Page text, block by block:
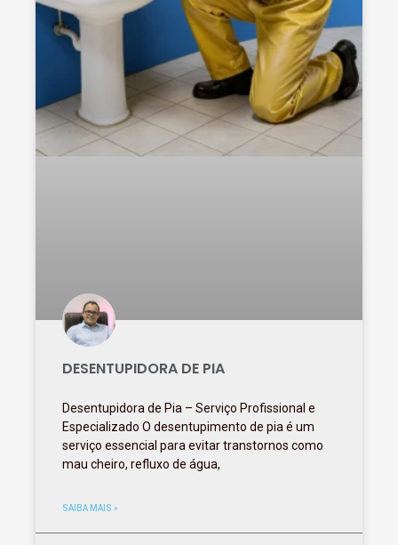
DESENTUPIDORA DE PIA
Desentupidora de Pia – Serviço Profissional e
Especializado O desentupimento de pia é um
serviço essencial para evitar transtornos como
mau cheiro, refluxo de água,
SAIBA MAIS »